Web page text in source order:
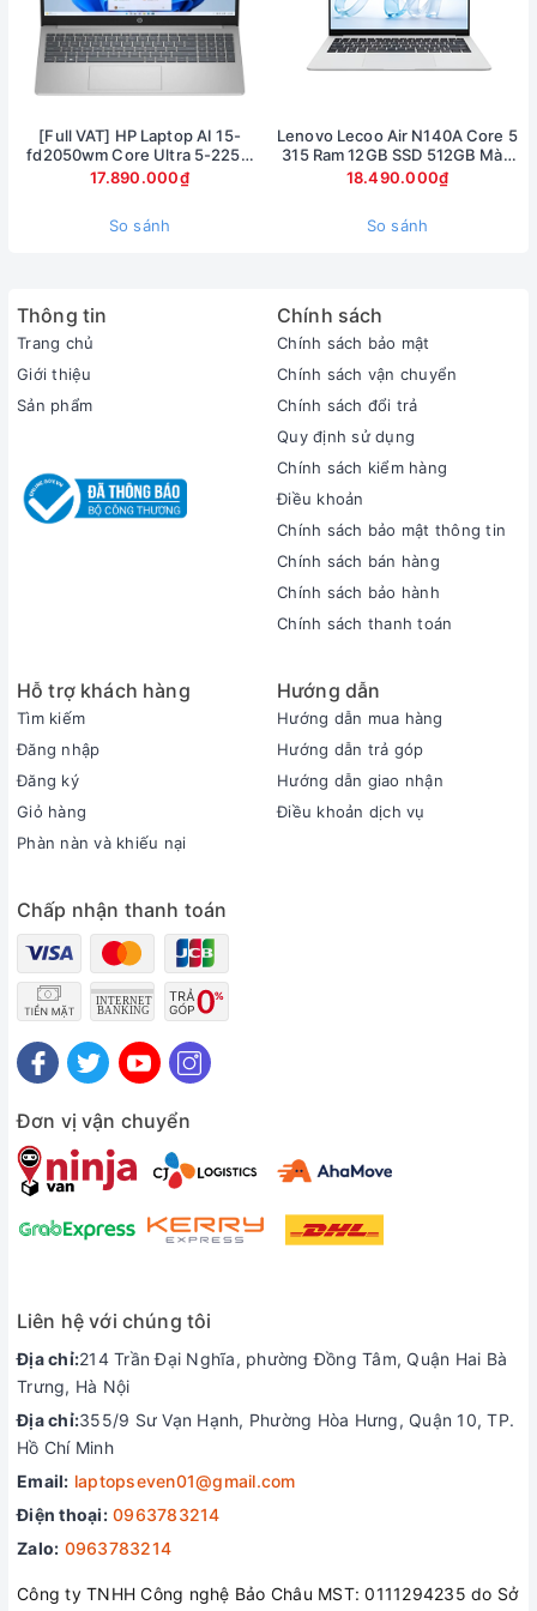
Đây là chiếc laptop đa năng có khả năng xoay gập 360 độ
và màn hình cảm ứng, Zenbook 14 Flip OLED có tới 4 chế độ
hoạt, di động và tính trực quan của chiếc laptop nhỏ gọn này
bảng giải trí hấp dẫn gập chéo dạng lều để nâng cao trải
nghiệm xem, Zenbook 14 Flip OLED làm được nhiều hơn cả
những gì bạn tưởng tượng.
Bảo mật
Một chiếc laptop hàng đầu như Zenbook 14 Flip OLED rất quan tâm
đến sự riêng tư của người dùng. Bạn sẽ có một cảm biến vân tay để
dễ dàng đăng nhập nhanh chóng và một phím chức năng riêng để
tắt màn trập webcam, tránh đi những ánh mắt tò mò khi bạn không
muốn.
Mỏng nhẹ và cao cấp
Zenbook 14 Flip OLED một lần nữa khiến người dùng phải
laptop 14 inch của bạn có trọng lượng chỉ 1,4 kg và độ mỏng
15,9mm, hệt như một tác phẩm nghệ thuật trên tay bạn.
Không chỉ linh hoạt, tính di động cao, vẻ đẹp cao cấp của
Zenbook 14 Flip OLED còn khiến bạn trở nên nổi bật hơn, tất
cả đều phải ngoái nhìn.
[Full VAT] HP Laptop AI 15-
fd2050wm Core Ultra 5-225U
Ram 8GB SSD 512GB Màn hình
15.6inch FullHD Touch
17.890.000₫
So sánh
Lenovo Lecoo Air N140A Core 5
315 Ram 12GB SSD 512GB Màn
hình 14inch FullHD
18.490.000₫
So sánh
Thông tin
Trang chủ
Giới thiệu
Sản phẩm
Chính sách
Chính sách bảo mật
Chính sách vận chuyển
Chính sách đổi trả
Quy định sử dụng
Chính sách kiểm hàng
Điều khoản
Chính sách bảo mật thông tin
Chính sách bán hàng
Chính sách bảo hành
Chính sách thanh toán
Hỗ trợ khách hàng
Tìm kiếm
Đăng nhập
Đăng ký
Giỏ hàng
Phàn nàn và khiếu nại
Hướng dẫn
Hướng dẫn mua hàng
Hướng dẫn trả góp
Hướng dẫn giao nhận
Điều khoản dịch vụ
Chấp nhận thanh toán
Đơn vị vận chuyển
Liên hệ với chúng tôi
Địa chỉ:214 Trần Đại Nghĩa, phường Đồng Tâm, Quận Hai Bà
Trưng, Hà Nội
Địa chỉ:355/9 Sư Vạn Hạnh, Phường Hòa Hưng, Quận 10, TP.
Hồ Chí Minh
Email: laptopseven01@gmail.com
Điện thoại: 0963783214
Zalo: 0963783214
Công ty TNHH Công nghệ Bảo Châu MST: 0111294235 do Sở